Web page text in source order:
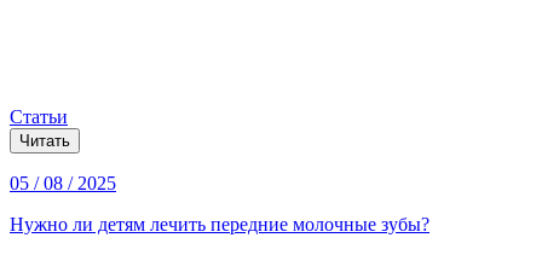
Статьи
Читать
05 / 08 / 2025
Нужно ли детям лечить передние молочные зубы?